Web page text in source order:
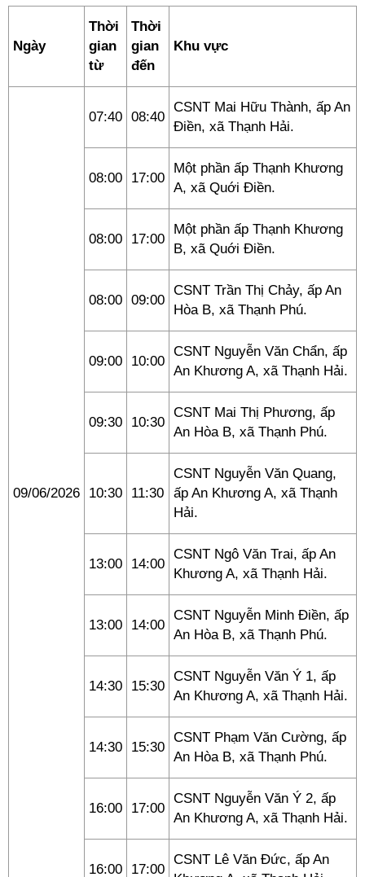
Ngày
Thời
gian
từ
Thời
gian
đến
Khu vực
09/06/2026
07:40 08:40
CSNT Mai Hữu Thành, ấp An
Điền, xã Thạnh Hải.
08:00 17:00
Một phần ấp Thạnh Khương
A, xã Quới Điền.
08:00 17:00
Một phần ấp Thạnh Khương
B, xã Quới Điền.
08:00 09:00
CSNT Trần Thị Chảy, ấp An
Hòa B, xã Thạnh Phú.
09:00 10:00
CSNT Nguyễn Văn Chẩn, ấp
An Khương A, xã Thạnh Hải.
09:30 10:30
CSNT Mai Thị Phương, ấp
An Hòa B, xã Thạnh Phú.
10:30 11:30
CSNT Nguyễn Văn Quang,
ấp An Khương A, xã Thạnh
Hải.
13:00 14:00
CSNT Ngô Văn Trai, ấp An
Khương A, xã Thạnh Hải.
13:00 14:00
CSNT Nguyễn Minh Điền, ấp
An Hòa B, xã Thạnh Phú.
14:30 15:30
CSNT Nguyễn Văn Ý 1, ấp
An Khương A, xã Thạnh Hải.
14:30 15:30
CSNT Phạm Văn Cường, ấp
An Hòa B, xã Thạnh Phú.
16:00 17:00
CSNT Nguyễn Văn Ý 2, ấp
An Khương A, xã Thạnh Hải.
16:00 17:00
CSNT Lê Văn Đức, ấp An